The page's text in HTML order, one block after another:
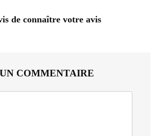
de connaître votre avis
COMMENTAIRE